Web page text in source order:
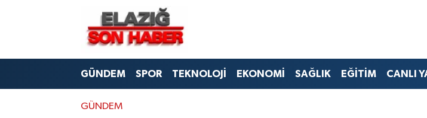
GÜNDEM SPOR TEKNOLOJİ EKONOMİ SAĞLIK EĞİTİM CANLI
GÜNDEM
CANLI YAYIN
BİLİM VE TEKNOLOJİ
Merkez Hava Durumu
Merkez Trafik Yoğunluk Haritası
Süper Lig Puan Durumu ve Fikstür